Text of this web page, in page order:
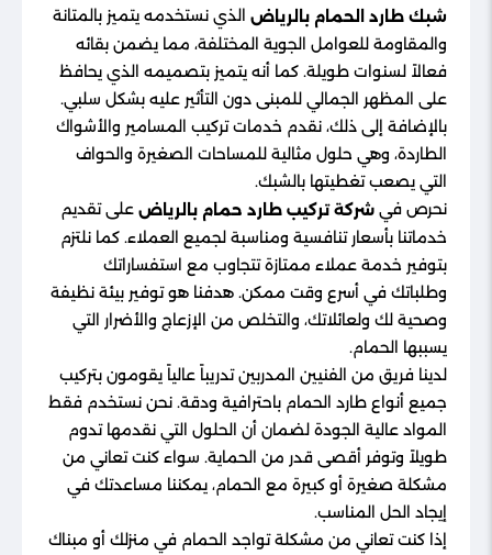
شبك طارد الحمام بالرياض الذي نستخدمه يتميز بالمتانة
والمقاومة للعوامل الجوية المختلفة، مما يضمن بقائه
فعالاً لسنوات طويلة. كما أنه يتميز بتصميمه الذي يحافظ
على المظهر الجمالي للمبنى دون التأثير عليه بشكل سلبي.
بالإضافة إلى ذلك، نقدم خدمات تركيب المسامير والأشواك
الطاردة، وهي حلول مثالية للمساحات الصغيرة والحواف
التي يصعب تغطيتها بالشبك.
نحرص في شركة تركيب طارد حمام بالرياض على تقديم
خدماتنا بأسعار تنافسية ومناسبة لجميع العملاء. كما نلتزم
بتوفير خدمة عملاء ممتازة تتجاوب مع استفساراتك
وطلباتك في أسرع وقت ممكن. هدفنا هو توفير بيئة نظيفة
وصحية لك ولعائلاتك، والتخلص من الإزعاج والأضرار التي
يسببها الحمام.
لدينا فريق من الفنيين المدربين تدريباً عالياً يقومون بتركيب
جميع أنواع طارد الحمام باحترافية ودقة. نحن نستخدم فقط
المواد عالية الجودة لضمان أن الحلول التي نقدمها تدوم
طويلاً وتوفر أقصى قدر من الحماية. سواء كنت تعاني من
مشكلة صغيرة أو كبيرة مع الحمام، يمكننا مساعدتك في
إيجاد الحل المناسب.
إذا كنت تعاني من مشكلة تواجد الحمام في منزلك أو مبناك